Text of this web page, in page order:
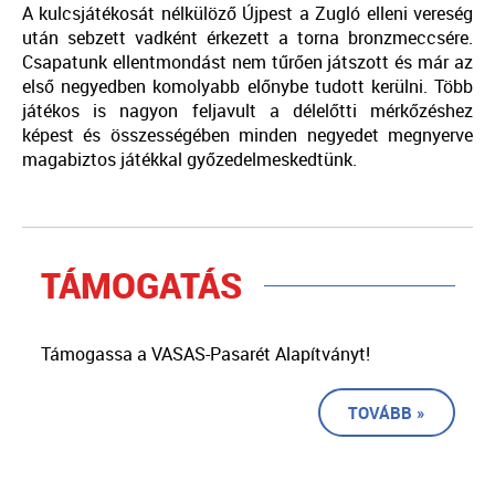
A kulcsjátékosát nélkülöző Újpest a Zugló elleni vereség
után sebzett vadként érkezett a torna bronzmeccsére.
Csapatunk ellentmondást nem tűrően játszott és már az
első negyedben komolyabb előnybe tudott kerülni. Több
játékos is nagyon feljavult a délelőtti mérkőzéshez
képest és összességében minden negyedet megnyerve
magabiztos játékkal győzedelmeskedtünk.
TÁMOGATÁS
Támogassa a VASAS-Pasarét Alapítványt!
TOVÁBB »